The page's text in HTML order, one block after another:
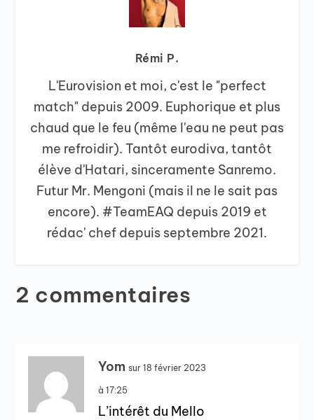
Rémi P.
L'Eurovision et moi, c'est le "perfect
match" depuis 2009. Euphorique et plus
chaud que le feu (même l'eau ne peut pas
me refroidir). Tantôt eurodiva, tantôt
élève d'Hatari, sinceramente Sanremo.
Futur Mr. Mengoni (mais il ne le sait pas
encore). #TeamEAQ depuis 2019 et
rédac' chef depuis septembre 2021.
2 commentaires
Yom sur 18 février 2023
à 17:25
L’intérêt du Mello